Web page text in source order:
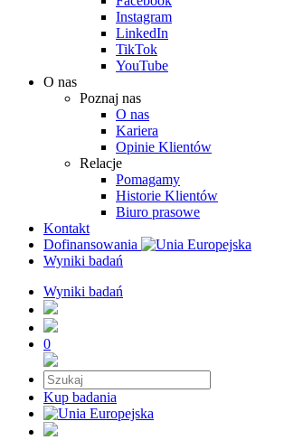
Instagram
LinkedIn
TikTok
YouTube
O nas
Poznaj nas
O nas
Kariera
Opinie Klientów
Relacje
Pomagamy
Historie Klientów
Biuro prasowe
Kontakt
Dofinansowania
Wyniki badań
Wyniki badań
0
Kup badania